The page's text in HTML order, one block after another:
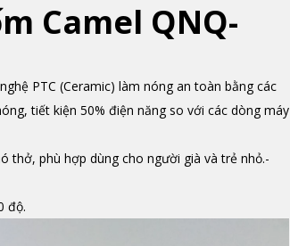
Camel QNQ-
PTC (Ceramic) làm nóng an toàn bằng các
tiết kiện 50% điện năng so với các dòng máy
thở, phù hợp dùng cho người già và trẻ nhỏ.-
độ.